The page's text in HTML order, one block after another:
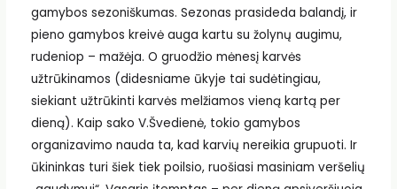
gamybos sezoniškumas. Sezonas prasideda balandį, ir
pieno gamybos kreivė auga kartu su žolynų augimu,
rudeniop – mažėja. O gruodžio mėnesį karvės
užtrūkinamos (didesniame ūkyje tai sudėtingiau,
siekiant užtrūkinti karvės melžiamos vieną kartą per
dieną). Kaip sako V.Švedienė, tokio gamybos
organizavimo nauda ta, kad karvių nereikia grupuoti. Ir
ūkininkas turi šiek tiek poilsio, ruošiasi masiniam veršelių